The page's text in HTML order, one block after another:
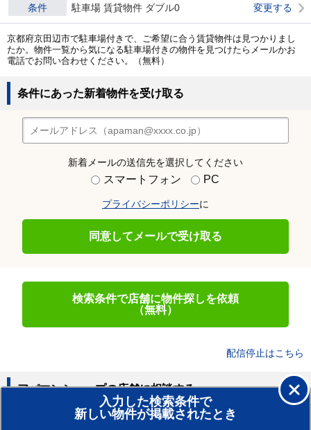
条件 駐車場 賃貸物件 ダブル0 変更する
京都府京田辺市で駐車場付きで、ご希望に合う賃貸物件は見つかりまし
たか。物件一覧から気になる駐車場付きの物件を見つけたらメールかお
電話でお問い合わせください。（無料）
条件にあった新着物件を受け取る
新着メールの送信先を選択してください
スマートフォン PC
プライバシーポリシーに
同意してメールで受け取る
検索条件で店舗に物件探しを依頼
（無料）
配信停止はこちら
入力した検索条件で
新しい物件が掲載されたとき
アパマンショップの店舗に相談する
賃貸のプロがお部屋探し！